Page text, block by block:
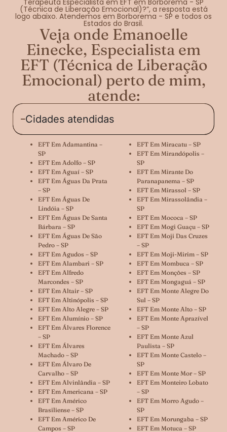
(Técnica de Liberação Emocional)?”, a resposta está
logo abaixo. Atendemos em Borborema - SP e todos os
Estados do Brasil.
Veja onde Emanoelle
Einecke, Especialista em
EFT (Técnica de Liberação
Emocional) perto de mim,
atende:
Cidades atendidas
EFT Em Adamantina –
SP
EFT Em Adolfo – SP
EFT Em Aguaí – SP
EFT Em Águas Da Prata
– SP
EFT Em Águas De
Lindóia – SP
EFT Em Águas De Santa
Bárbara – SP
EFT Em Águas De São
Pedro – SP
EFT Em Agudos – SP
EFT Em Alambari – SP
EFT Em Alfredo
Marcondes – SP
EFT Em Altair – SP
EFT Em Altinópolis – SP
EFT Em Alto Alegre – SP
EFT Em Alumínio – SP
EFT Em Álvares Florence
– SP
EFT Em Álvares
Machado – SP
EFT Em Álvaro De
Carvalho – SP
EFT Em Alvinlândia – SP
EFT Em Americana – SP
EFT Em Américo
Brasiliense – SP
EFT Em Américo De
Campos – SP
EFT Em Miracatu – SP
EFT Em Mirandópolis –
SP
EFT Em Mirante Do
Paranapanema – SP
EFT Em Mirassol – SP
EFT Em Mirassolândia –
SP
EFT Em Mococa – SP
EFT Em Mogi Guaçu – SP
EFT Em Moji Das Cruzes
– SP
EFT Em Moji-Mirim – SP
EFT Em Mombuca – SP
EFT Em Monções – SP
EFT Em Mongaguá – SP
EFT Em Monte Alegre Do
Sul – SP
EFT Em Monte Alto – SP
EFT Em Monte Aprazível
– SP
EFT Em Monte Azul
Paulista – SP
EFT Em Monte Castelo –
SP
EFT Em Monte Mor – SP
EFT Em Monteiro Lobato
– SP
EFT Em Morro Agudo –
SP
EFT Em Morungaba – SP
EFT Em Motuca – SP